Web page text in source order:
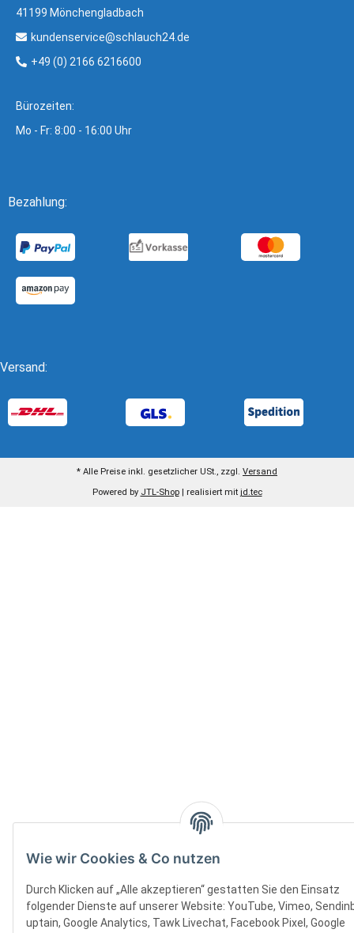
41199 Mönchengladbach
kundenservice@schlauch24.de
+49 (0) 2166 6216600
Bürozeiten:
Mo - Fr: 8:00 - 16:00 Uhr
Bezahlung:
Versand:
* Alle Preise inkl. gesetzlicher USt., zzgl. Versand
Powered by JTL-Shop | realisiert mit jd.tec
Wie wir Cookies & Co nutzen
Durch Klicken auf „Alle akzeptieren“ gestatten Sie den Einsatz
folgender Dienste auf unserer Website: YouTube, Vimeo,
uptain, Google Analytics, Tawk Livechat, Facebook Pixel, Google